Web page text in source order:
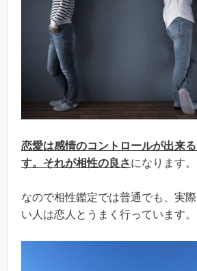
恋愛は感情のコントロールが出来
す。それが相性の良さになります。
なので相性鑑定では普通でも、実
い人は恋人とうまく行っています。